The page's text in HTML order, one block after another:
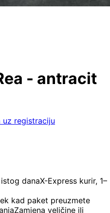
- antracit
uz registraciju
danaX-Express kurir, 1–
kad paket preuzmete
Zamjena veličine ili